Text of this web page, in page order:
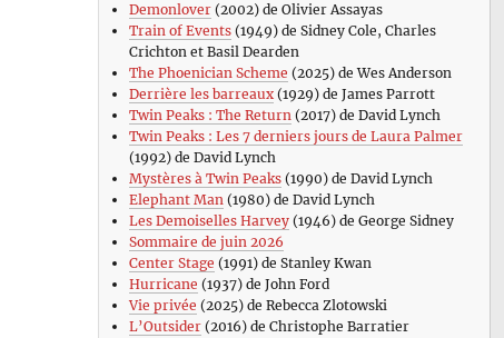
Demonlover(2002) de Olivier Assayas
Train of Events(1949) de Sidney Cole, Charles
Crichton et Basil Dearden
The Phoenician Scheme (2025) de Wes Anderson
Derrière les barreaux(1929) de James Parrott
Twin Peaks : The Return(2017) de David Lynch
Twin Peaks : Les 7 derniers jours de Laura Palmer
(1992) de David Lynch
Mystères à Twin Peaks(1990) de David Lynch
Elephant Man(1980) de David Lynch
Les Demoiselles Harvey(1946) de George Sidney
Sommaire de juin 2026
Center Stage (1991) de Stanley Kwan
Hurricane (1937) de John Ford
Vie privée (2025) de Rebecca Zlotowski
L’Outsider(2016) de Christophe Barratier